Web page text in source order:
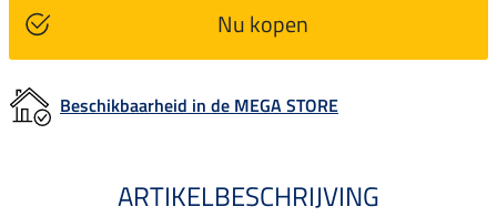
Nu kopen
Beschikbaarheid in de MEGA STORE
ARTIKELBESCHRIJVING